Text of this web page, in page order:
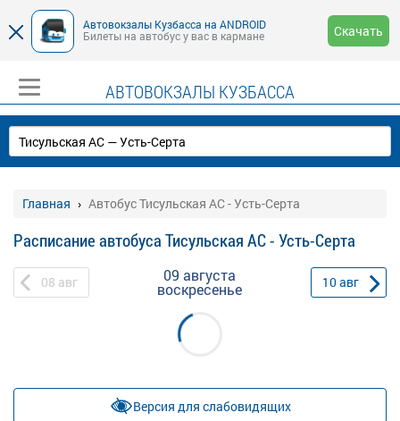
Автовокзалы Кузбасса на ANDROID
Билеты на автобус у вас в кармане
Скачать
АВТОВОКЗАЛЫ КУЗБАССА
Главная Автобус Тисульская АС - Усть-Серта
Расписание автобуса Тисульская АС - Усть-Серта
08 авг 09 августа
воскресенье 10авг
Версия для слабовидящих